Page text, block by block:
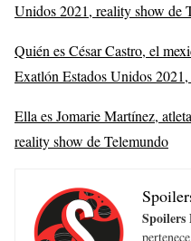
Unidos 2021, reality show de
Quién es César Castro, el
Exatlón Estados Unidos
Ella es Jomarie Martínez,
reality show de Telemundo
Spoilers